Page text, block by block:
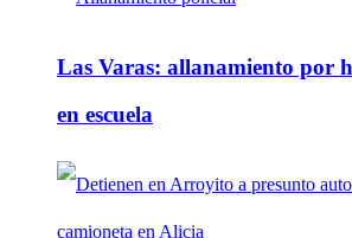
Las Varas: allanamiento por
en escuela